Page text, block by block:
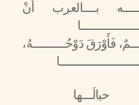
بــــالعرب أنْ
فَأَوْرَقَ دَوْحُــــــــــهُ،